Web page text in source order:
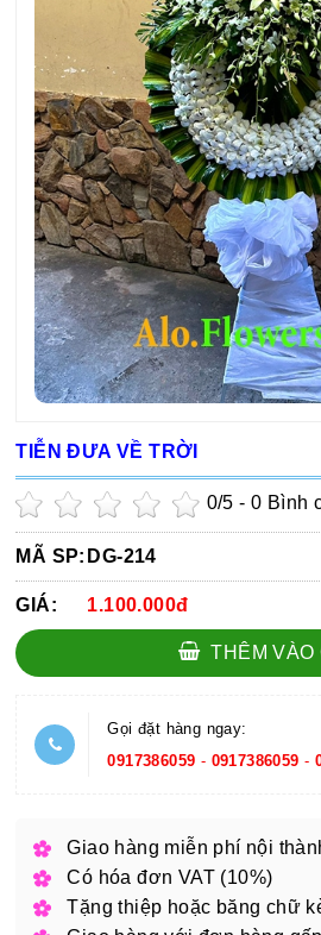
TIỄN ĐƯA VỀ TRỜI
0/5 -0 Bình
MÃ SP: DG-214
GIÁ: 1.100.000đ
THÊM VÀO
Gọi đặt hàng ngay:
0917386059 - 0917386059 -
Giao hàng miễn phí nội
Có hóa đơn VAT (10%)
Tặng thiệp hoặc băng chữ